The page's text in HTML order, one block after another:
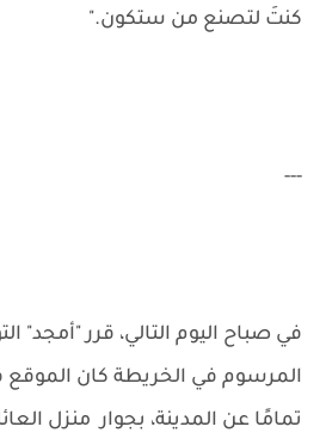
كنتَ لتصنع من ستكون."
---
في صباح اليوم التالي، قرر "أمجد"
المرسوم في الخريطة كان
تمامًا عن المدينة، بجوار منزل